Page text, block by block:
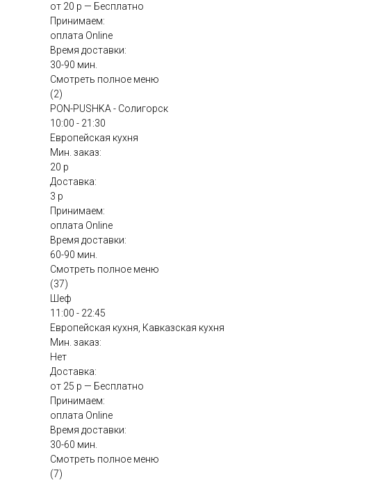
от 20 р — Бесплатно
Принимаем:
оплата Online
Время доставки:
30-90 мин.
Смотреть полное меню
(2)
PON-PUSHKA - Солигорск
10:00 - 21:30
Европейская кухня
Мин. заказ:
20 р
Доставка:
3 р
Принимаем:
оплата Online
Время доставки:
60-90 мин.
Смотреть полное меню
(37)
Шеф
11:00 - 22:45
Европейская кухня, Кавказская кухня
Мин. заказ:
Нет
Доставка:
от 25 р — Бесплатно
Принимаем:
оплата Online
Время доставки:
30-60 мин.
Смотреть полное меню
(7)